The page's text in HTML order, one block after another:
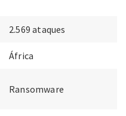
2.569 ataques
África
Ransomware